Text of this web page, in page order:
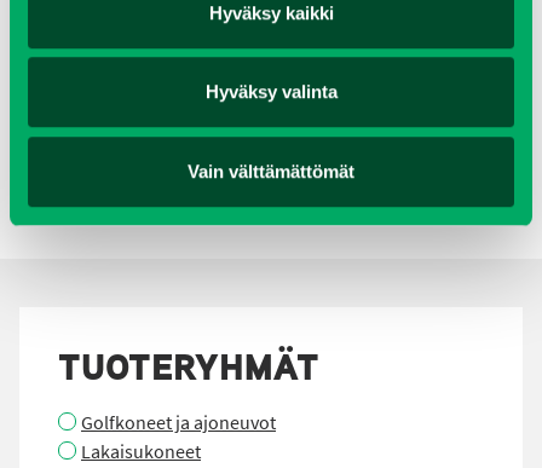
Hyväksy kaikki
Hyväksy valinta
Vain välttämättömät
BEAM S 12000 TRANSVAL
KATSO KAIKKI
TUOTERYHMÄT
Golfkoneet ja ajoneuvot
Lakaisukoneet